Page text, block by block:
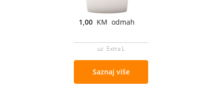
1,00 KM odmah
uz Extra L
Saznaj više